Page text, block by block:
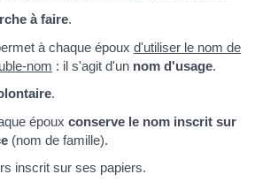
à faire.
à chaque époux d'utiliser le nom de
nom : il s'agit d'un nom d'usage.
.
époux conserve le nom inscrit sur
(nom de famille).
inscrit sur ses papiers.